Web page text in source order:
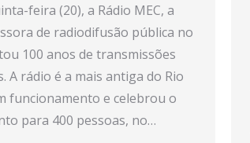
feira (20), a Rádio MEC, a
de radiodifusão pública no
100 anos de transmissões
A rádio é a mais antiga do Rio
funcionamento e celebrou o
para 400 pessoas, no…